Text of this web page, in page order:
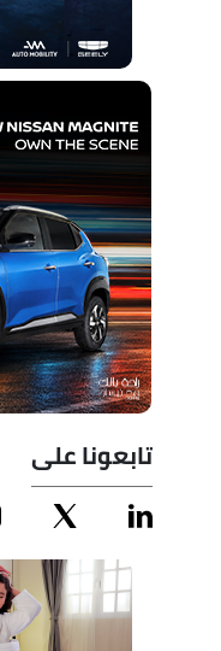
تابعونا على